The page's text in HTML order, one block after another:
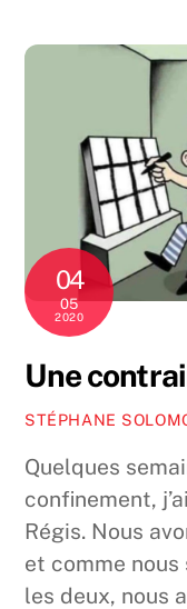
04
05
2020
Une
STÉPHANE
Quelques
confinement,
Régis. Nous
et comme
les deux, nous